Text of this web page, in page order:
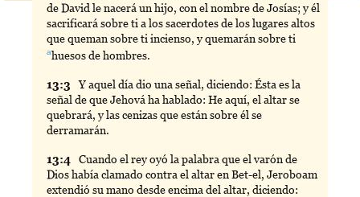
de David le nacerá un hijo, con el nombre de Josías; y él
sacrificará sobre ti a los sacerdotes de los lugares altos
que queman sobre ti incienso, y quemarán sobre ti
ahuesosde hombres.
13:3 Yaquel día dio una señal, diciendo: Ésta es la
señal de que Jehová ha hablado: He aquí, el altar se
quebrará, y las cenizas que están sobre él se
derramarán.
13:4 Cuando el rey oyó la palabra que el varón de
Dios había clamado contra el altar en Bet-el, Jeroboam
extendió su mano desde encima del altar, diciendo: